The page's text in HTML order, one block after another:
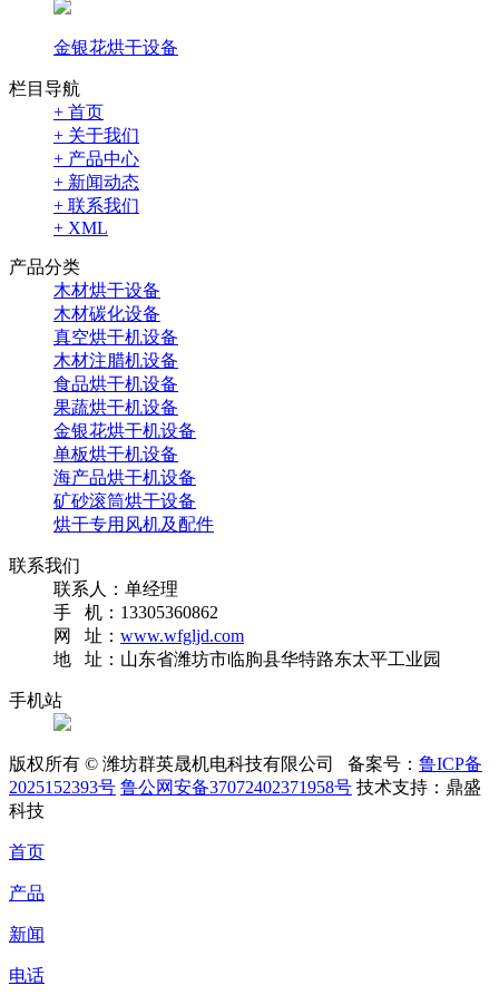
金银花烘干设备
栏目导航
+ 首页
+ 关于我们
+ 产品中心
+ 新闻动态
+ 联系我们
+ XML
产品分类
木材烘干设备
木材碳化设备
真空烘干机设备
木材注腊机设备
食品烘干机设备
果蔬烘干机设备
金银花烘干机设备
单板烘干机设备
海产品烘干机设备
矿砂滚筒烘干设备
烘干专用风机及配件
联系我们
联系人：单经理
手 机：13305360862
网 址： www.wfgljd.com
地 址：山东省潍坊市临朐县华特路东太平工业园
手机站
版权所有 © 潍坊群英晟机电科技有限公司 备案号： 鲁ICP备
2025152393号 鲁公网安备37072402371958号 技术支持：鼎盛
科技
首页
产品
新闻
电话